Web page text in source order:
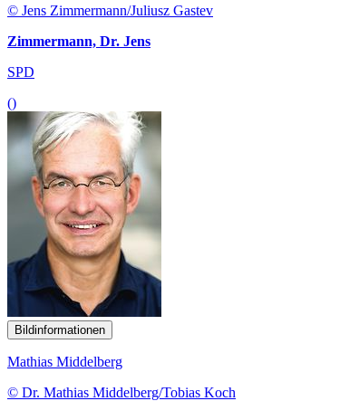
© Jens Zimmermann/Juliusz Gastev
Zimmermann, Dr. Jens
SPD
()
Bildinformationen
Mathias Middelberg
© Dr. Mathias Middelberg/Tobias Koch